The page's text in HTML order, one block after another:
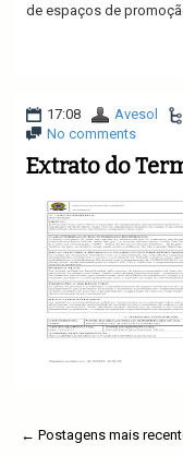
de espaços de
17:08 Avesol
No comments
Extrato do
← Postagens mais